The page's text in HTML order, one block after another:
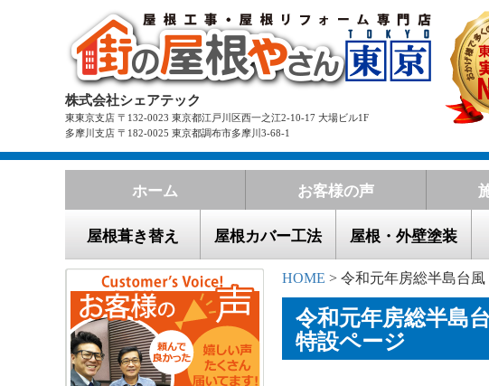
株式会社シェアテック
東東京支店 〒132-0023 東京都江戸川区西一之江2-10-17 大場ビル1F
多摩川支店 〒182-0025 東京都調布市多摩川3-68-1
ホーム お客様の声
屋根葺き替え 屋根カバー工法 屋根・外壁塗装
HOME > 令和元年房総半島台
令和元年房総半島
特設ページ